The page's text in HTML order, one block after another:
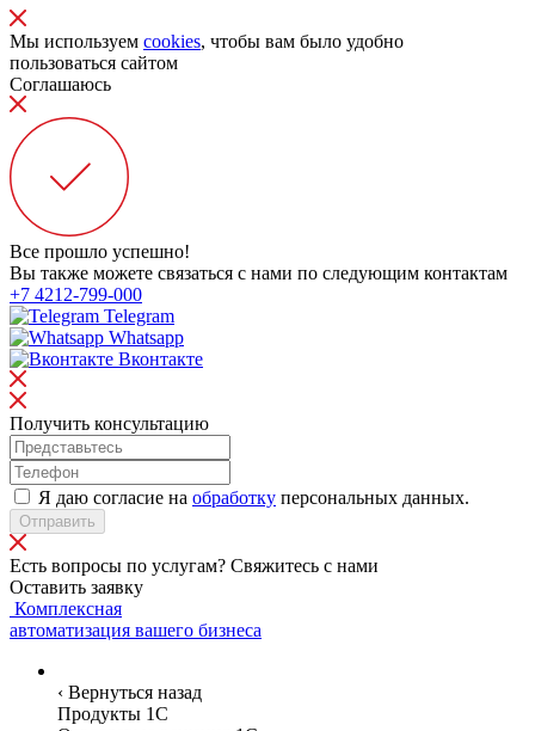
Мы используем cookies, чтобы вам было удобно
пользоваться сайтом
Соглашаюсь
Все прошло успешно!
Вы также можете связаться с нами по следующим контактам
+7 4212-799-000
Telegram
Whatsapp
Вконтакте
Получить консультацию
Я даю согласие на обработку персональных данных.
Отправить
Есть вопросы по услугам? Свяжитесь с нами
Оставить заявку
Комплексная
автоматизация вашего бизнеса
‹ Вернуться назад
Продукты 1С